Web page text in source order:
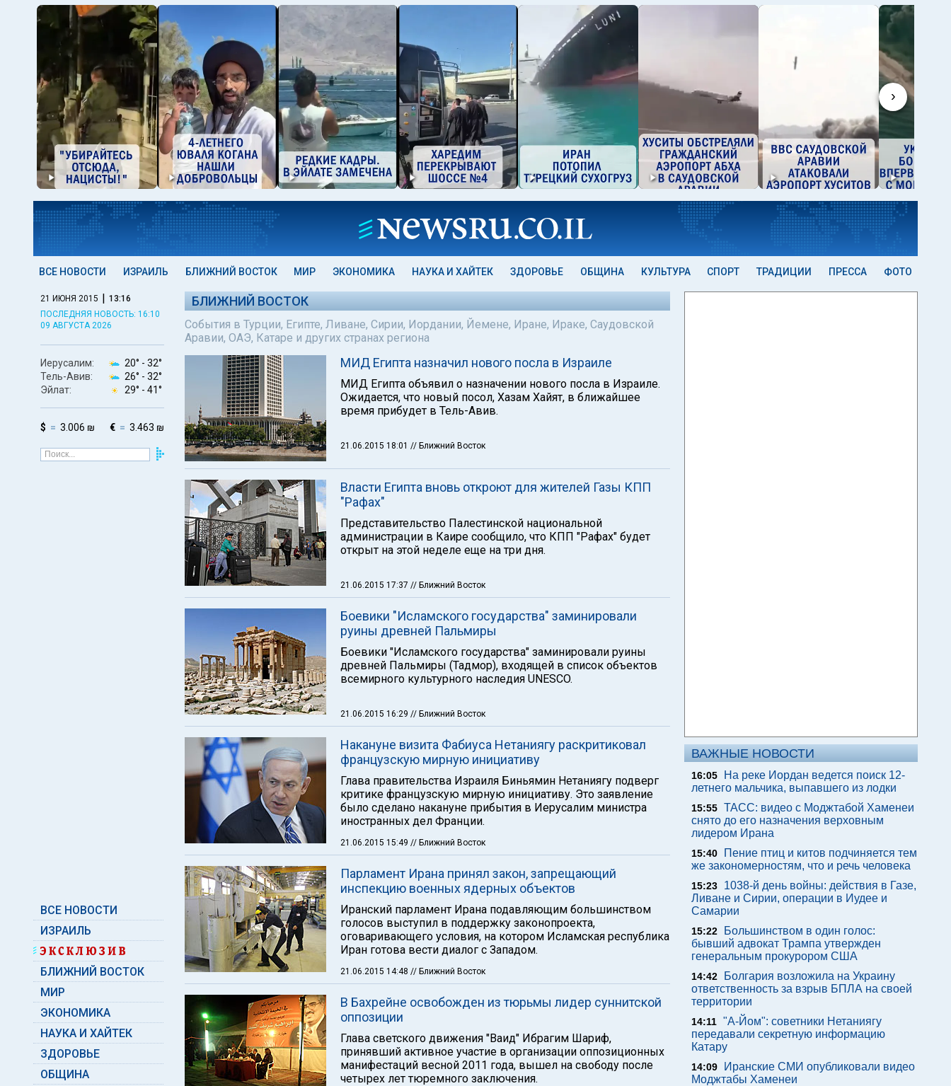
›
ВСЕ НОВОСТИ ИЗРАИЛЬ БЛИЖНИЙ ВОСТОК МИР ЭКОНОМИКА НАУКА И ХАЙТЕК ЗДОРОВЬЕ ОБЩИНА КУЛЬТУРА СПОРТ ТРАДИЦИИ ПРЕССА ФОТО
21 ИЮНЯ 2015 | 13:16
ПОСЛЕДНЯЯ НОВОСТЬ: 16:10
09 АВГУСТА 2026
Иерусалим: 20° - 32°
Тель-Авив:
26° - 32°
Эйлат:
29° - 41°
$ 3.006 ₪ € 3.463 ₪
ВСЕ НОВОСТИ
ИЗРАИЛЬ
БЛИЖНИЙ ВОСТОК
МИР
ЭКОНОМИКА
НАУКА И ХАЙТЕК
ЗДОРОВЬЕ
ОБЩИНА
БЛИЖНИЙ ВОСТОК
События в Турции, Египте, Ливане, Сирии, Иордании, Йемене, Иране, Ираке, Саудовской
Аравии, ОАЭ, Катаре и других странах региона
МИД Египта назначил нового посла в Израиле
МИД Египта объявил о назначении нового посла в Израиле.
Ожидается, что новый посол, Хазам Хайят, в ближайшее
время прибудет в Тель-Авив.
21.06.2015 18:01 // Ближний Восток
Власти Египта вновь откроют для жителей Газы КПП
"Рафах"
Представительство Палестинской национальной
администрации в Каире сообщило, что КПП "Рафах" будет
открыт на этой неделе еще на три дня.
21.06.2015 17:37 // Ближний Восток
Боевики "Исламского государства" заминировали
руины древней Пальмиры
Боевики "Исламского государства" заминировали руины
древней Пальмиры (Тадмор), входящей в список объектов
всемирного культурного наследия UNESCO.
21.06.2015 16:29 // Ближний Восток
Накануне визита Фабиуса Нетаниягу раскритиковал
французскую мирную инициативу
Глава правительства Израиля Биньямин Нетаниягу подверг
критике французскую мирную инициативу. Это заявление
было сделано накануне прибытия в Иерусалим министра
иностранных дел Франции.
21.06.2015 15:49 // Ближний Восток
Парламент Ирана принял закон, запрещающий
инспекцию военных ядерных объектов
Иранский парламент Ирана подавляющим большинством
голосов выступил в поддержку законопроекта,
оговаривающего условия, на котором Исламская республика
Иран готова вести диалог с Западом.
21.06.2015 14:48 // Ближний Восток
В Бахрейне освобожден из тюрьмы лидер суннитской
оппозиции
Глава светского движения "Ваид" Ибрагим Шариф,
принявший активное участие в организации оппозиционных
манифестаций весной 2011 года, вышел на свободу после
четырех лет тюремного заключения.
ВАЖНЫЕ НОВОСТИ
16:05
На реке Иордан ведется поиск 12-
летнего мальчика, выпавшего из лодки
15:55 ТАСС: видео с Моджтабой Хаменеи
снято до его назначения верховным
лидером Ирана
15:40
Пение птиц и китов подчиняется тем
же закономерностям, что и речь человека
15:23
1038-й день войны: действия в Газе,
Ливане и Сирии, операции в Иудее и
Самарии
15:22
Большинством в один голос:
бывший адвокат Трампа утвержден
генеральным прокурором США
14:42
Болгария возложила на Украину
ответственность за взрыв БПЛА на своей
территории
14:11 "А-Йом": советники Нетаниягу
передавали секретную информацию
Катару
14:09
Иранские СМИ опубликовали видео
Моджтабы Хаменеи